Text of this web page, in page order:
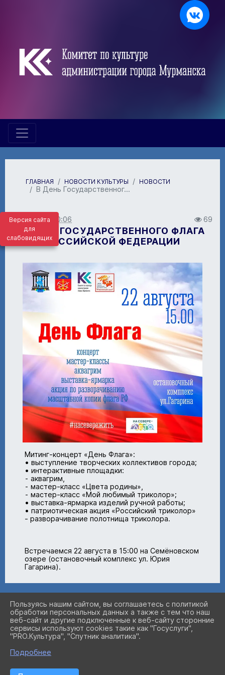
Версия сайта
для
слабовидящих
ГЛАВНАЯ НОВОСТИ КУЛЬТУРЫ НОВОСТИ
В День Государственног...
19.08.2025 10:06 69
В ДЕНЬ ГОСУДАРСТВЕННОГО ФЛАГА
РОССИЙСКОЙ ФЕДЕРАЦИИ
Митинг-концерт «День Флага»:
• выступление творческих коллективов города;
• интерактивные площадки:
⁃ аквагрим,
⁃ мастер-класс «Цвета родины»,
⁃ мастер-класс «Мой любимый триколор»;
• выставка-ярмарка изделий ручной работы;
• патриотическая акция «Российский триколор»
- разворачивание полотнища триколора.
Встречаемся 22 августа в 15:00 на Семёновском
озере (остановочный комплекс ул. Юрия
Гагарина).
2026 Г. CULTURE51.RU
ВХОД
КАРТА САЙТА
ПОЛИТИКА ОБРАБОТКИ ПЕРСОНАЛЬНЫХ ДАННЫХ
СДЕЛАНО НА KUBCMS
Пользуясь нашим сайтом, вы соглашаетесь с политикой
обработки персональных данных а также с тем что наш
веб-сайт и другие подключенные к веб-сайту сторонние
сервисы используют cookies такие как "Госуслуги",
"PRO.Культура", "Спутник аналитика".
Подробнее